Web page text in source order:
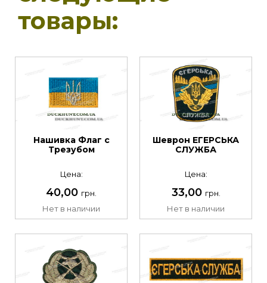
товары:
Нашивка Флаг с
Трезубом
Цена:
40,00 грн.
Нет в наличии
Шеврон ЕГЕРСЬКА
СЛУЖБА
Цена:
33,00 грн.
Нет в наличии